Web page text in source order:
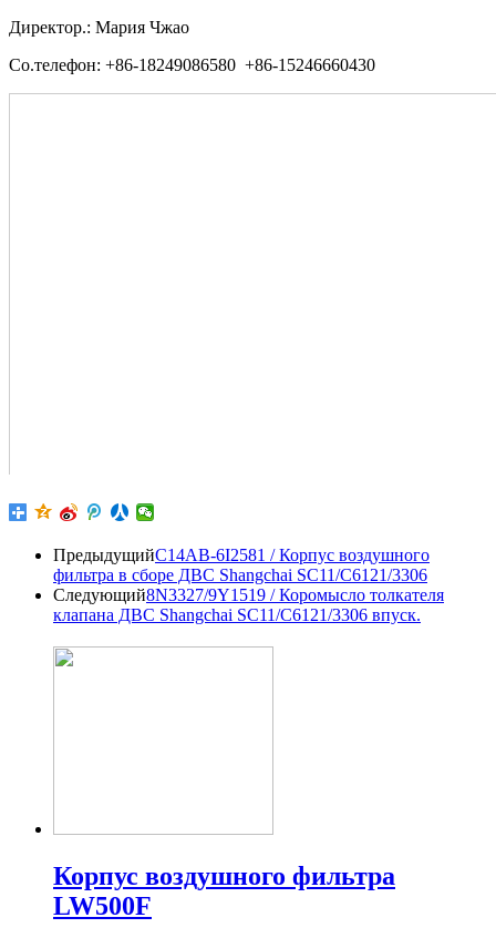
Директор.: Мария Чжао
Со.телефон: +86-18249086580 +86-15246660430
ПредыдущийC14AB-6I2581 / Корпус воздушного
фильтра в сборе ДВС Shangchai SC11/C6121/3306
Следующий8N3327/9Y1519 / Коромысло толкателя
клапана ДВС Shangchai SC11/C6121/3306 впуск.
Корпус воздушного фильтра
LW500F